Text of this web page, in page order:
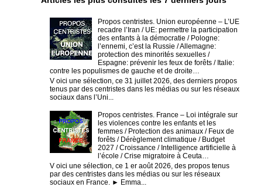
Propos centristes. Union européenne – L’UE
recadre l’Iran / UE: permettre la participation
des enfants à la démocratie / Pologne:
l’ennemi, c’est la Russie / Allemagne:
protection des minorités sexuelles /
Espagne: prévenir les feux de forêts / Italie:
contre les populismes de gauche et de droite…
V oici une sélection, ce 31 juillet 2026, des derniers propos
tenus par des centristes dans les médias ou sur les réseaux
sociaux dans l’Uni...
Propos centristes. France – Loi intégrale sur
les violences contre les enfants et les
femmes / Protection des animaux / Feux de
forêts / Dérèglement climatique / Budget
2027 / Croissance / Intelligence artificielle à
l’école / Crise migratoire à Ceuta…
V oici une sélection, ce 1 er août 2026, des propos tenus
par des centristes dans les médias ou sur les réseaux
sociaux en France. ► Emma...